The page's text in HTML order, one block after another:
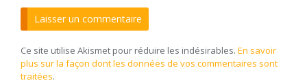
Ce site utilise Akismet pour réduire les indésirables. En savoir
plus sur la façon dont les données de vos commentaires sont
traitées.